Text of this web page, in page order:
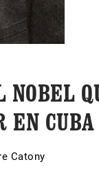
EN CUBA
Catony